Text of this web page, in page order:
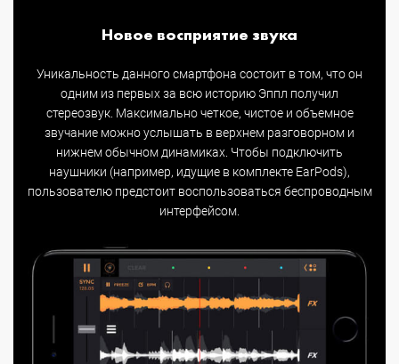
Новое восприятие звука
Уникальность данного смартфона состоит в том, что он
одним из первых за всю историю Эппл получил
стереозвук. Максимально четкое, чистое и объемное
звучание можно услышать в верхнем разговорном и
нижнем обычном динамиках. Чтобы подключить
наушники (например, идущие в комплекте EarPods),
пользователю предстоит воспользоваться беспроводным
интерфейсом.